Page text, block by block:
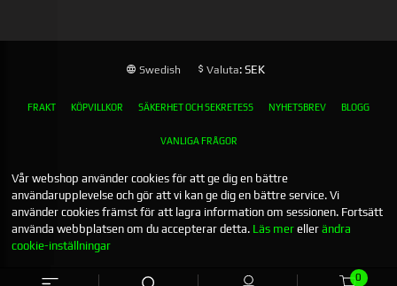
0
Swedish Valuta: SEK
FRAKT KÖPVILLKOR SÄKERHET OCH SEKRETESS NYHETSBREV BLOGG
VANLIGA FRÅGOR
Vår webshop använder cookies för att ge dig en bättre
användarupplevelse och gör att vi kan ge dig en bättre service. Vi
använder cookies främst för att lagra information om sessionen. Fortsätt
använda webbplatsen om du accepterar detta. Läs mer ellerändra
cookie-inställningar